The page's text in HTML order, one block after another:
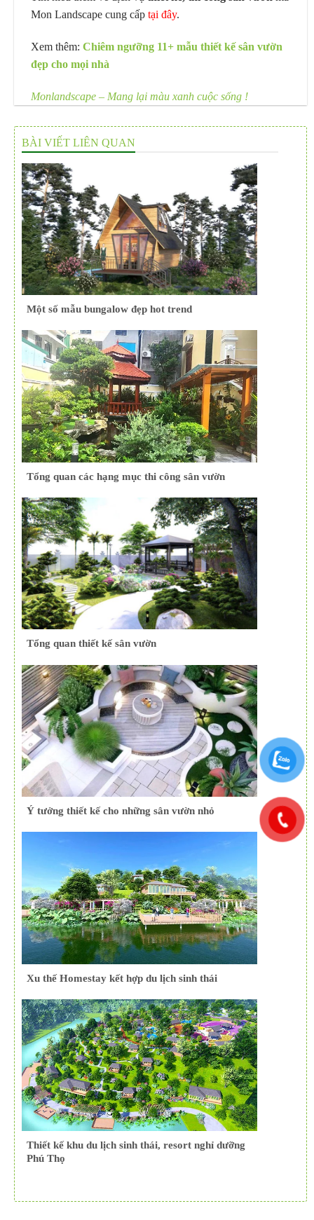
Mon Landscape cung cấp tại đây.
Xem thêm: Chiêm ngưỡng 11+ mẫu thiết kế sân vườn
đẹp cho mọi nhà
Monlandscape – Mang lại màu xanh cuộc sống !
BÀI VIẾT LIÊN QUAN
Một số mẫu bungalow đẹp hot trend
Tổng quan các hạng mục thi công sân vườn
Tổng quan thiết kế sân vườn
Ý tưởng thiết kế cho những sân vườn nhỏ
Xu thế Homestay kết hợp du lịch sinh thái
Thiết kế khu du lịch sinh thái, resort nghỉ dưỡng
Phú Thọ